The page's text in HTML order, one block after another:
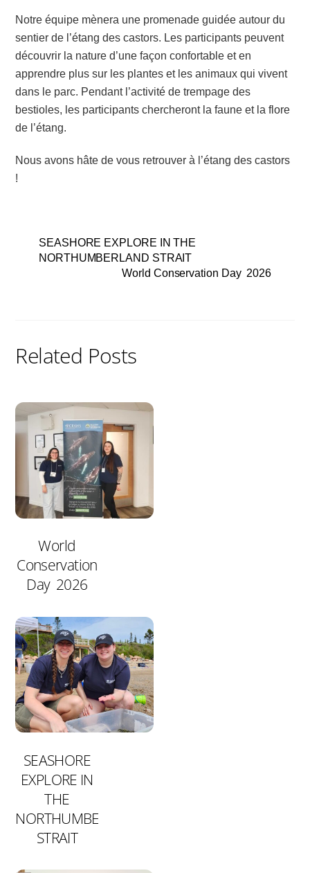
Notre équipe mènera une promenade guidée autour du
sentier de l’étang des castors. Les participants peuvent
découvrir la nature d’une façon confortable et en
apprendre plus sur les plantes et les animaux qui vivent
dans le parc. Pendant l’activité de trempage des
bestioles, les participants chercheront la faune et la flore
de l’étang.
Nous avons hâte de vous retrouver à l’étang des castors
!
SEASHORE EXPLORE IN THE
NORTHUMBERLAND STRAIT
World Conservation Day 2026
Related Posts
World
Conservation
Day 2026
SEASHORE
EXPLORE IN
THE
NORTHUMBERLAND
STRAIT